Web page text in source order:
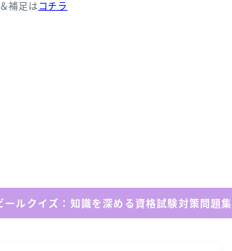
補足は コチラ
ルクイズ：知識を深める資格試験対策問題集